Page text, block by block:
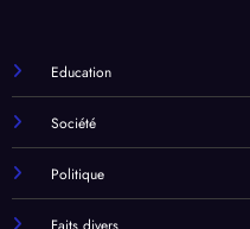
Education
Société
Politique